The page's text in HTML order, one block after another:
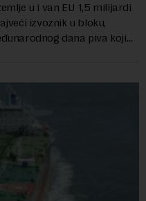
u i van EU 1,5 milijardi
izvoznik u bloku,
dana piva koji